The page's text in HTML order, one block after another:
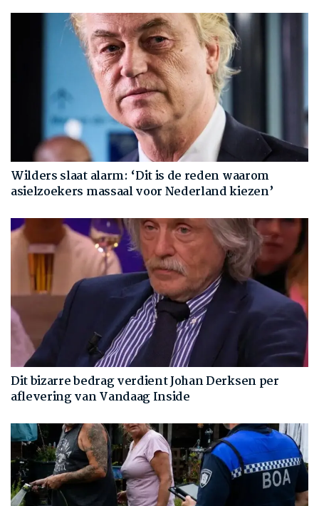
Wilders slaat alarm: ‘Dit is de reden waarom
asielzoekers massaal voor Nederland kiezen’
Dit bizarre bedrag verdient Johan Derksen per
aflevering van Vandaag Inside